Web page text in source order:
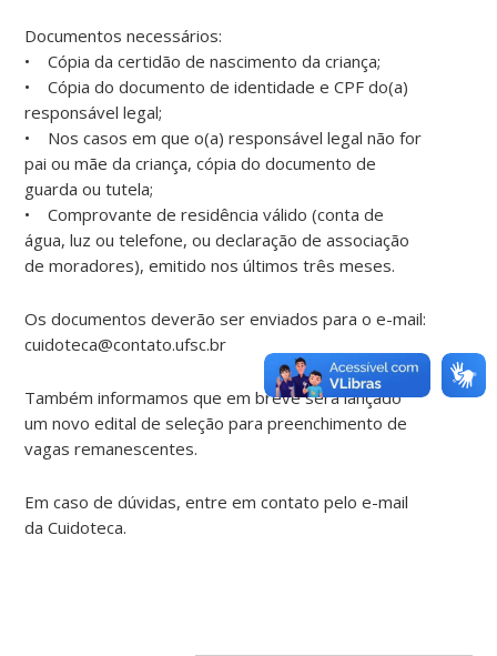
Documentos necessários:
• Cópia da certidão de nascimento da criança;
• Cópia do documento de identidade e CPF do(a)
responsável legal;
• Nos casos em que o(a) responsável legal não for
pai ou mãe da criança, cópia do documento de
guarda ou tutela;
• Comprovante de residência válido (conta de
água, luz ou telefone, ou declaração de associação
de moradores), emitido nos últimos três meses.
Os documentos deverão ser enviados para o e-mail:
cuidoteca@contato.ufsc.br
Também informamos que em breve será lançado
um novo edital de seleção para preenchimento de
vagas remanescentes.
Em caso de dúvidas, entre em contato pelo e-mail
da Cuidoteca.